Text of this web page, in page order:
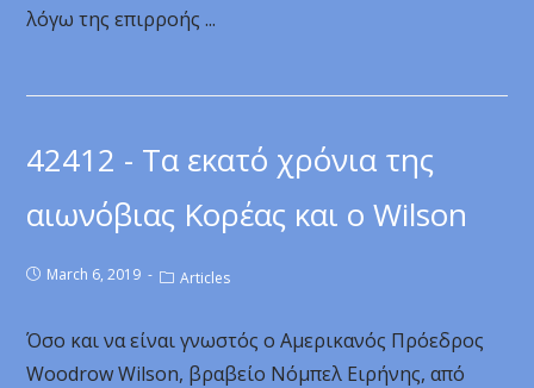
λόγω της επιρροής ...
42412 - Τα εκατό χρόνια της
αιωνόβιας Κορέας και ο Wilson
March 6, 2019 Articles
Όσο και να είναι γνωστός ο Αμερικανός Πρόεδρος
Woodrow Wilson, βραβείο Νόμπελ Ειρήνης, από